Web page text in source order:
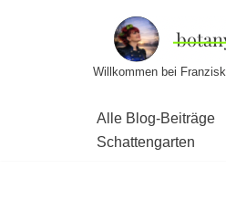
Willkommen bei
Alle Blog-Beiträge
Schattengarten